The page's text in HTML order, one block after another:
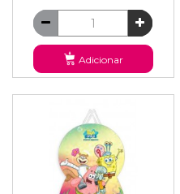
Adicionar